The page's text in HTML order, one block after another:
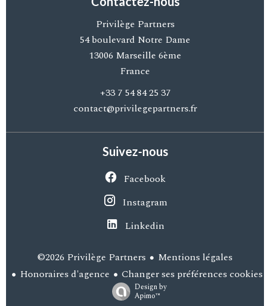
Privilège Partners
54 boulevard Notre Dame
13006 Marseille 6ème
France
+33 7 54 84 25 37
contact@privilegepartners.fr
Suivez-nous
Facebook
Instagram
Linkedin
©2026 Privilège Partners
Mentions légales
Honoraires d'agence
Changer ses préférences cookies
Design by
Apimo™